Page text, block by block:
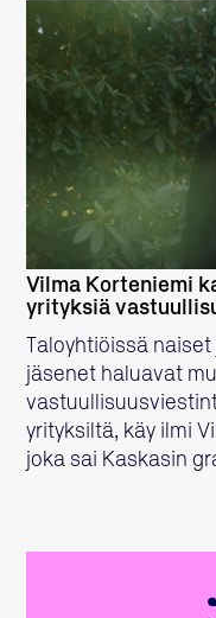
Vilma Korteniemi
yrityksiä
Taloyhtiöissä
jäsenet haluavat
yrityksiltä, käy ilmi
joka sai Kaskasin